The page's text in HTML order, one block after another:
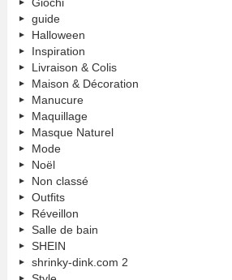
Giochi
guide
Halloween
Inspiration
Livraison & Colis
Maison & Décoration
Manucure
Maquillage
Masque Naturel
Mode
Noël
Non classé
Outfits
Réveillon
Salle de bain
SHEIN
shrinky-dink.com 2